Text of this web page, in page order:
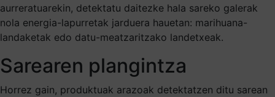
aurreratuarekin, detektatu daitezke hala sareko galerak
nola energia-lapurretak jarduera hauetan: marihuana-
landaketak edo datu-meatzaritzako landetxeak.
Sarearen plangintza
Horrez gain, produktuak arazoak detektatzen ditu sarean